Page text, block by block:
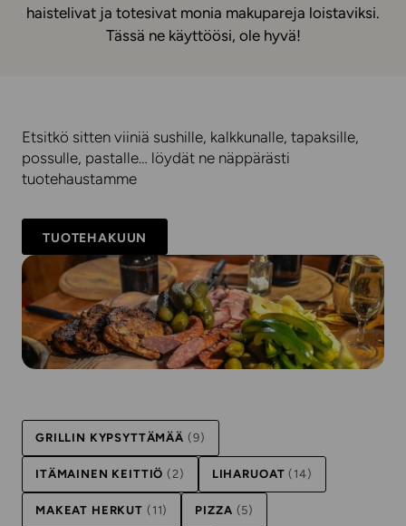
haistelivat ja totesivat monia makupareja loistaviksi.
Tässä ne käyttöösi, ole hyvä!
Etsitkö sitten viiniä sushille, kalkkunalle, tapaksille,
possulle, pastalle… löydät ne näppärästi
tuotehaustamme
TUOTEHAKUUN
GRILLIN KYPSYTTÄMÄÄ (9)
ITÄMAINEN KEITTIÖ (2) LIHARUOAT (14)
MAKEAT HERKUT (11) PIZZA (5)